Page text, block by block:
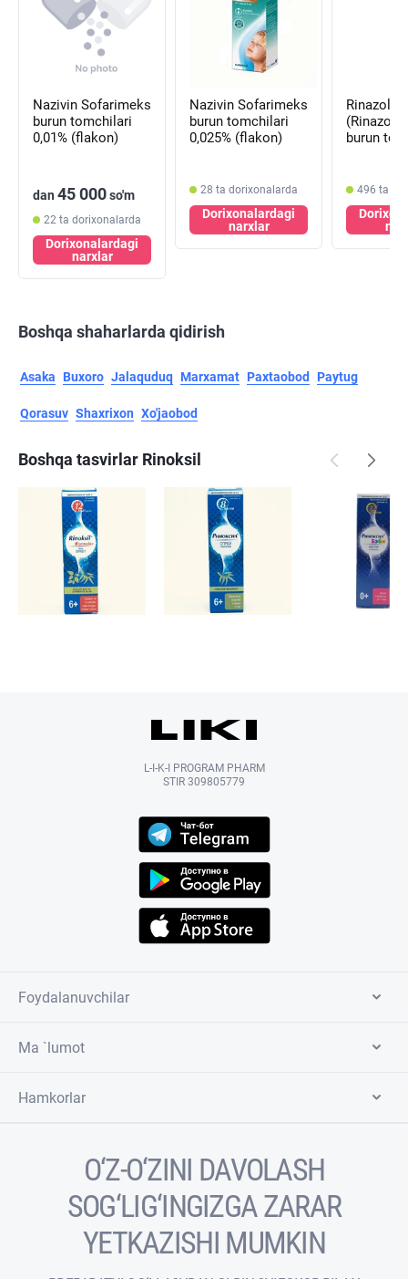
Nazivin Sofarimeks
burun tomchilari
0,01% (flakon)
dan 45 000so'm
22 ta dorixonalarda
Dorixonalardagi
narxlar
Nazivin Sofarimeks
burun tomchilari
0,025% (flakon)
28 ta dorixonalarda
Dorixonalardagi
narxlar
Rinazolin
burun
496 ta
Boshqa shaharlarda qidirish
Asaka Buxoro Jalaquduq Marxamat Paxtaobod Paytug
Qorasuv Shaxrixon Xo'jaobod
Boshqa tasvirlar Rinoksil
L-I-K-I PROGRAM PHARM
STIR 309805779
Foydalanuvchilar
Ma `lumot
Hamkorlar
O‘Z-O‘ZINI DAVOLASH
SOG‘LIG‘INGIZGA ZARAR
YETKAZISHI MUMKIN